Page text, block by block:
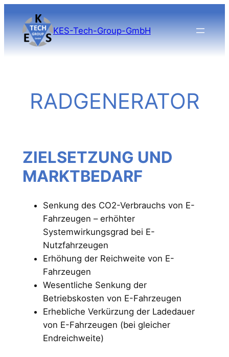
zum
Inhalt
wechseln
KES-Tech-Group-GmbH
RADGENERATOR
ZIELSETZUNG UND
MARKTBEDARF
Senkung des CO2-Verbrauchs von E-
Fahrzeugen – erhöhter
Systemwirkungsgrad bei E-
Nutzfahrzeugen
Erhöhung der Reichweite von E-
Fahrzeugen
Wesentliche Senkung der
Betriebskosten von E-Fahrzeugen
Erhebliche Verkürzung der Ladedauer
von E-Fahrzeugen (bei gleicher
Endreichweite)